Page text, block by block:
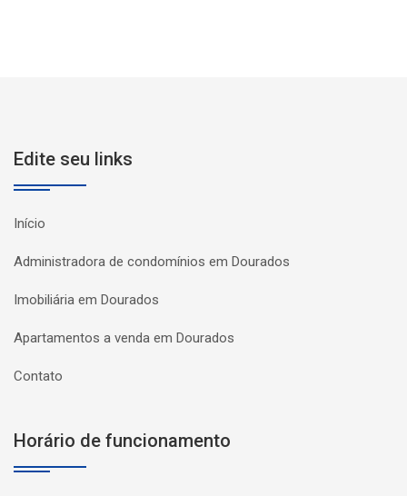
Edite seu links
Início
Administradora de condomínios em Dourados
Imobiliária em Dourados
Apartamentos a venda em Dourados
Contato
Horário de funcionamento